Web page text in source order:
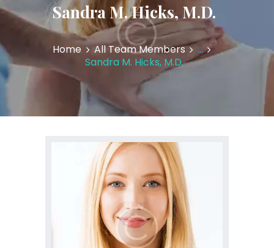
Sandra M. Hicks, M.D.
Home All Team Members
...
Sandra M. Hicks, M.D.